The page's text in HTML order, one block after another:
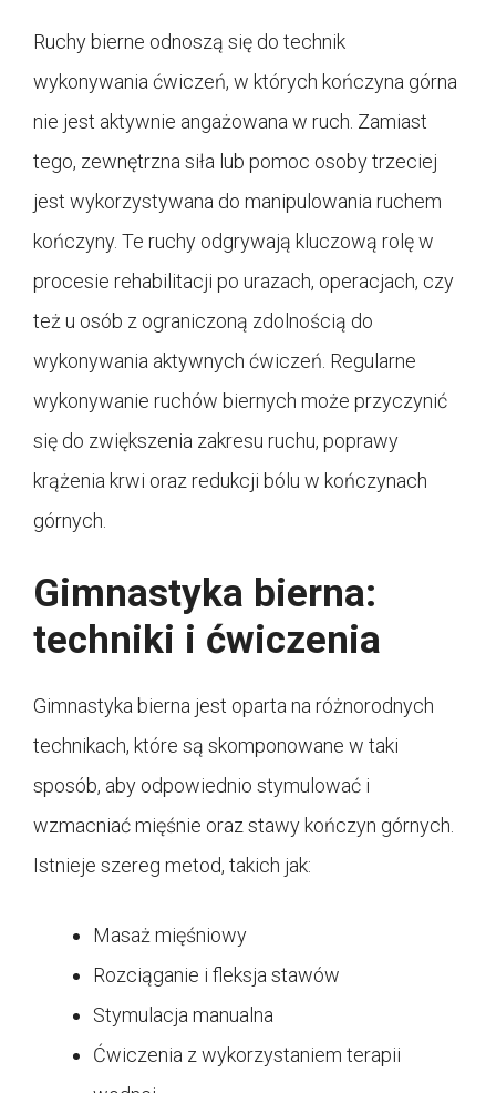
Ruchy bierne odnoszą się do technik
wykonywania ćwiczeń, w których kończyna górna
nie jest aktywnie angażowana w ruch. Zamiast
tego, zewnętrzna siła lub pomoc osoby trzeciej
jest wykorzystywana do manipulowania ruchem
kończyny. Te ruchy odgrywają kluczową rolę w
procesie rehabilitacji po urazach, operacjach, czy
też u osób z ograniczoną zdolnością do
wykonywania aktywnych ćwiczeń. Regularne
wykonywanie ruchów biernych może przyczynić
się do zwiększenia zakresu ruchu, poprawy
krążenia krwi oraz redukcji bólu w kończynach
górnych.
Gimnastyka bierna:
techniki i ćwiczenia
Gimnastyka bierna jest oparta na różnorodnych
technikach, które są skomponowane w taki
sposób, aby odpowiednio stymulować i
wzmacniać mięśnie oraz stawy kończyn górnych.
Istnieje szereg metod, takich jak:
Masaż mięśniowy
Rozciąganie i fleksja stawów
Stymulacja manualna
Ćwiczenia z wykorzystaniem terapii